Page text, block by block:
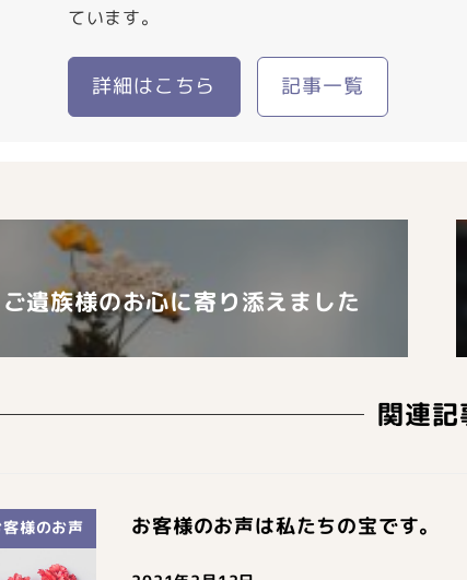
ています。
詳細はこちら 記事一覧
遺族様のお心に寄り添えました
関連記
客様のお声 お客様のお声は私たちの宝です。